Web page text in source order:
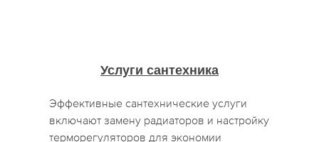
Услуги сантехника
Эффективные сантехнические услуги
включают замену радиаторов и настройку
терморегуляторов для экономии